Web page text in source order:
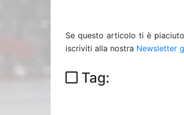
Se questo articolo ti è
iscriviti alla nostra Newsletter
Tag: